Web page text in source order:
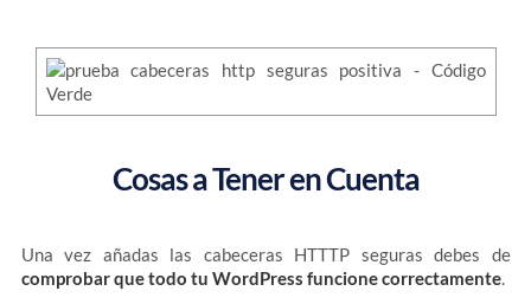
Cosas a Tener en Cuenta
Una vez añadas las cabeceras HTTTP seguras debes de
comprobar que todo tu WordPress funcione correctamente.